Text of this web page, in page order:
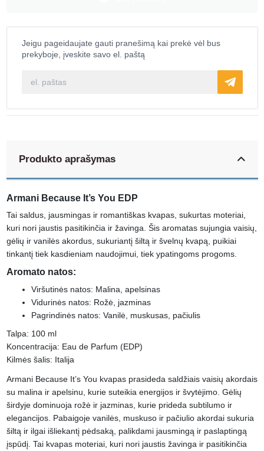
Jeigu pageidaujate gauti pranešimą kai prekė vėl bus
prekyboje, įveskite savo el. paštą
Produkto aprašymas
Armani Because It’s You EDP
Tai saldus, jausmingas ir romantiškas kvapas, sukurtas moteriai,
kuri nori jaustis pasitikinčia ir žavinga. Šis aromatas sujungia vaisių,
gėlių ir vanilės akordus, sukuriantį šiltą ir švelnų kvapą, puikiai
tinkantį tiek kasdieniam naudojimui, tiek ypatingoms progoms.
Aromato natos:
Viršutinės natos: Malina, apelsinas
Vidurinės natos: Rožė, jazminas
Pagrindinės natos: Vanilė, muskusas, pačiulis
Talpa: 100 ml
Koncentracija: Eau de Parfum (EDP)
Kilmės šalis: Italija
Armani Because It’s You kvapas prasideda saldžiais vaisių akordais
su malina ir apelsinu, kurie suteikia energijos ir švytėjimo. Gėlių
širdyje dominuoja rožė ir jazminas, kurie prideda subtilumo ir
elegancijos. Pabaigoje vanilės, muskuso ir pačiulio akordai sukuria
šiltą ir ilgai išliekantį pėdsaką, palikdami jausmingą ir paslaptingą
įspūdį. Tai kvapas moteriai, kuri nori jaustis žavinga ir pasitikinčia